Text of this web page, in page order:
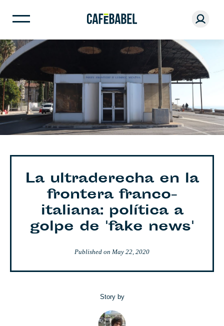
La ultraderecha en la
frontera franco-
italiana: política a
golpe de 'fake news'
Published on May 22, 2020
Story by